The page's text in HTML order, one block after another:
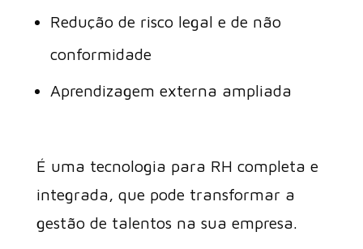
Redução de risco legal e de não
conformidade
Aprendizagem externa ampliada
É uma tecnologia para RH completa e
integrada, que pode transformar a
gestão de talentos na sua empresa.